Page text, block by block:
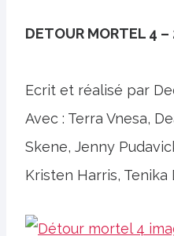
DETOUR MORTEL 4 –
Ecrit et réalisé par
Avec : Terra Vnesa,
Skene, Jenny
Kristen Harris, Tenika